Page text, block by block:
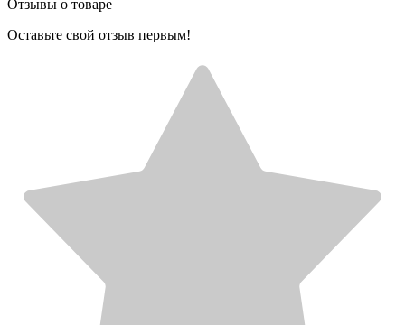
Отзывы о товаре
Оставьте свой отзыв первым!